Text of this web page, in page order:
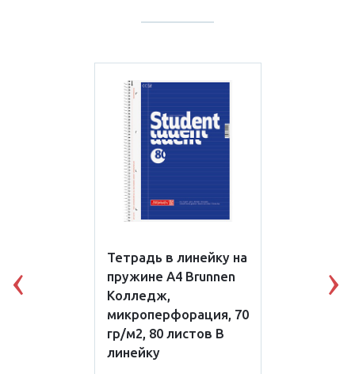
Тетрадь в линейку на
пружине А4 Brunnen
Колледж,
микроперфорация, 70
гр/м2, 80 листов В
линейку